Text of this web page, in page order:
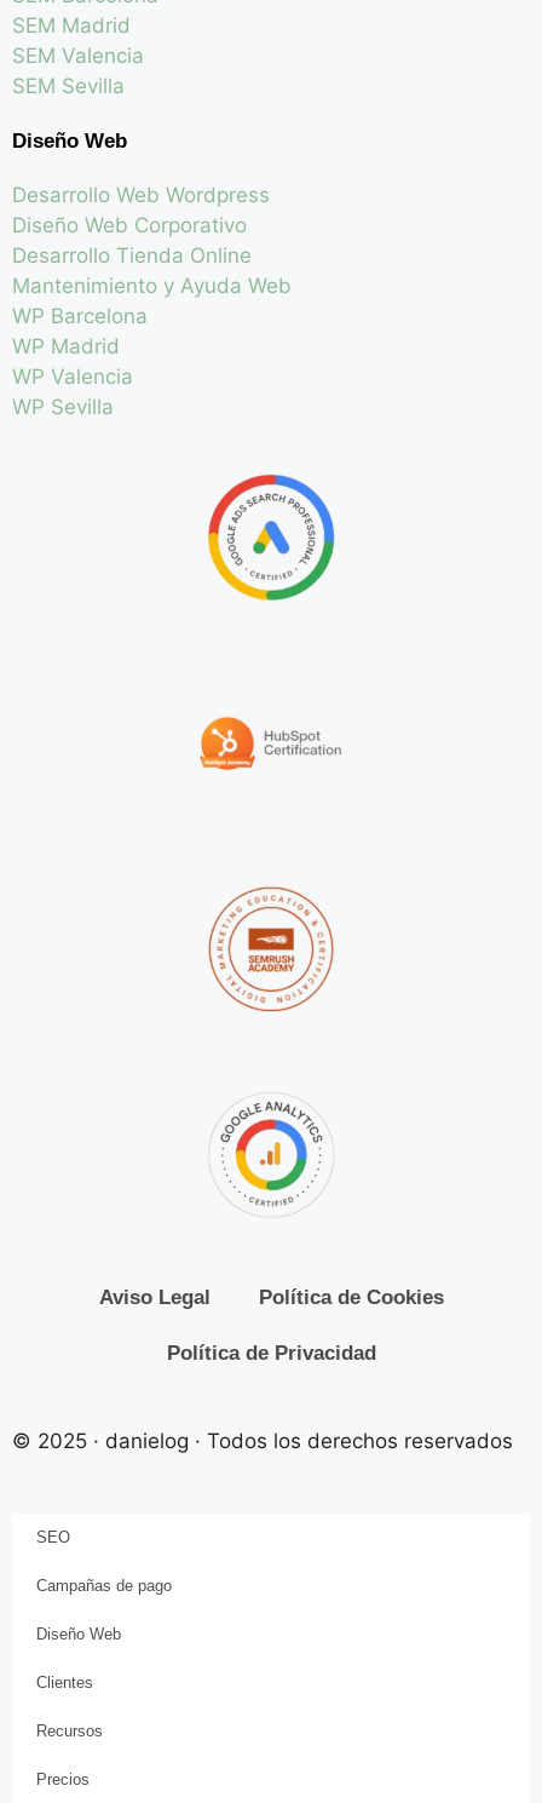
SEM Madrid
SEM Valencia
SEM Sevilla
Diseño Web
Desarrollo Web Wordpress
Diseño Web Corporativo
Desarrollo Tienda Online
Mantenimiento y Ayuda Web
WP Barcelona
WP Madrid
WP Valencia
WP Sevilla
Aviso Legal Política de Cookies
Política de Privacidad
© 2025 · danielog · Todos los derechos reservados
SEO
Campañas de pago
Diseño Web
Clientes
Recursos
Precios